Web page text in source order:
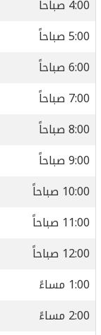
4:00 صباحاً
5:00 صباحاً
6:00 صباحاً
7:00 صباحاً
8:00 صباحاً
9:00 صباحاً
10:00 صباحاً
11:00 صباحاً
12:00 صباحاً
1:00 مساءً
2:00 مساءً